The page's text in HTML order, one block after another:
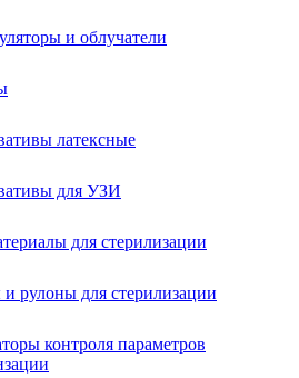
и облучатели
латексные
для УЗИ
для стерилизации
рулоны для стерилизации
контроля параметров